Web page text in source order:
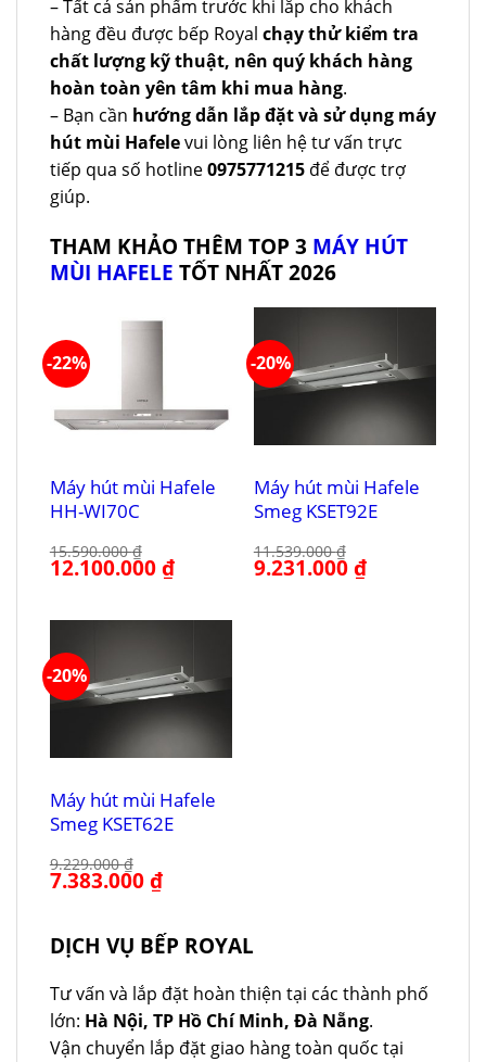
– Tất cả sản phẩm trước khi lắp cho khách
hàng đều được bếp Royal chạy thử kiểm tra
chất lượng kỹ thuật, nên quý khách hàng
hoàn toàn yên tâm khi mua hàng.
– Bạn cần hướng dẫn lắp đặt và sử dụng máy
hút mùi Hafelevui lòng liên hệ tư vấn trực
tiếp qua số hotline0975771215 để được trợ
giúp.
THAM KHẢO THÊM TOP 3 MÁY HÚT
MÙI HAFELE TỐT NHẤT 2026
-22%
Máy hút mùi Hafele
HH-WI70C
15.590.000₫
Giá
gốc
12.100.000₫Giá
hiện
12.100.000 ₫.
-20%
Máy hút mùi Hafele
Smeg KSET92E
11.539.000₫
Giá
gốc
9.231.000₫Giá
hiện
-20%
Máy hút mùi Hafele
Smeg KSET62E
9.229.000₫
Giá
gốc
7.383.000₫Giá
hiện
7.383.000 ₫.
DỊCH VỤ BẾP ROYAL
Tư vấn và lắp đặt hoàn thiện tại các thành phố
lớn: Hà Nội, TP Hồ Chí Minh, Đà Nẵng.
Vận chuyển lắp đặt giao hàng toàn quốc tại